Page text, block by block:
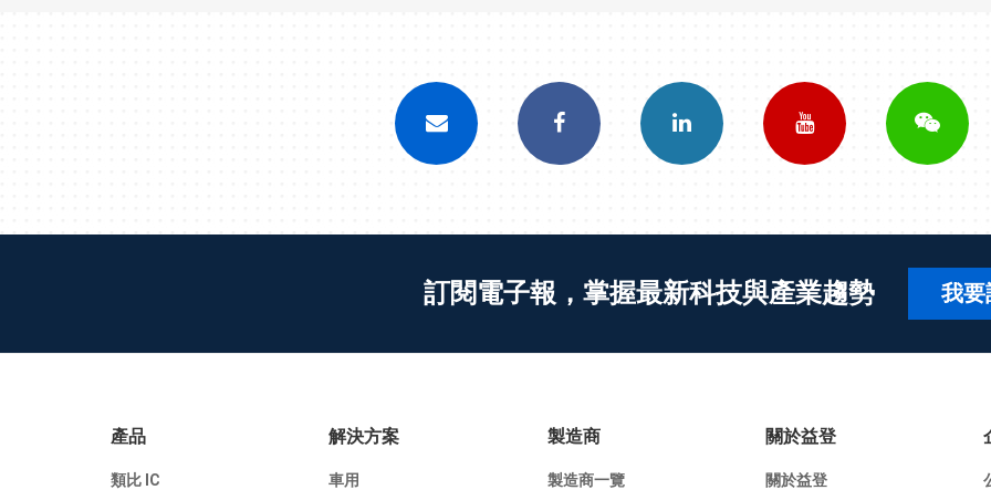
訂閱電子報，掌握最新科技與產業趨勢 我要
產品
類比 IC
解決方案
車用
製造商
製造商一覽
關於益登
關於益登